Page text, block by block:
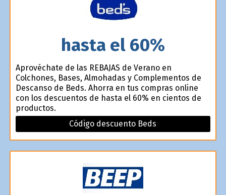
hasta el 60%
Aprovéchate de las REBAJAS de Verano en
Colchones, Bases, Almohadas y Complementos de
Descanso de Beds. Ahorra en tus compras online
con los descuentos de hasta el 60% en cientos de
productos.
Código descuento Beds